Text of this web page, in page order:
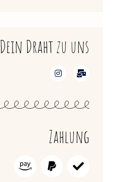
Dein Draht zu uns
Zahlung